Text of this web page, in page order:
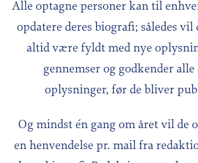
Alle optagne personer kan til
opdatere deres biografi; således
altid være fyldt med nye
gennemser og godkender alle
oplysninger, før de bliver
Og mindst én gang om året vil de
en henvendelse pr. mail fra